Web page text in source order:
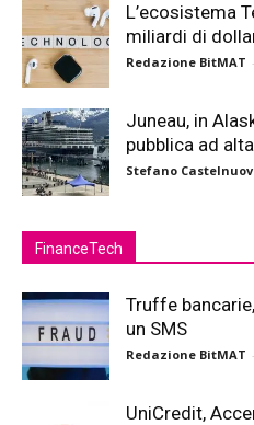
L’ecosistema
miliardi di
Redazione BitMAT -
Juneau, in
pubblica ad
Stefano
FinanceTech
Truffe
un SMS
Redazione BitMAT -
UniCredit,